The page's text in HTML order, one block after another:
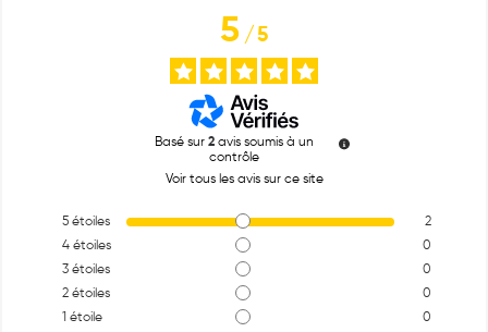
5/5
Basé sur 2 avis soumis à un
contrôle
Voir tous les avis sur ce site
5 étoiles
2
4 étoiles
0
3 étoiles
0
2 étoiles
0
1 étoile 0